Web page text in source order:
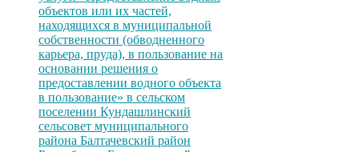
объектов или их частей,
находящихся в муниципальной
собственности (обводненного
карьера, пруда), в пользование на
основании решения о
предоставлении водного объекта
в пользование» в сельском
поселении Кундашлинский
сельсовет муниципального
района Балтачевский район